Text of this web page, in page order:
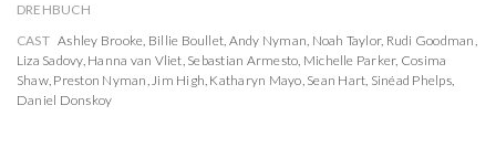
DREHBUCH
CAST Ashley Brooke, Billie Boullet, Andy Nyman, Noah Taylor, Rudi Goodman,
Liza Sadovy, Hanna van Vliet, Sebastian Armesto, Michelle Parker, Cosima
Shaw, Preston Nyman,Jim High, Katharyn Mayo, Sean Hart, Sinéad Phelps,
Daniel Donskoy